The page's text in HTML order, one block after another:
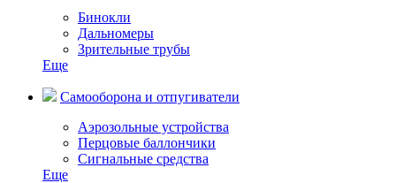
Бинокли
Дальномеры
Зрительные трубы
Еще
Самооборона и отпугиватели
Аэрозольные устройства
Перцовые баллончики
Сигнальные средства
Еще